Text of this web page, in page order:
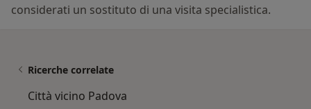
considerati un sostituto di una visita specialistica.
Ricerche correlate
Città vicino Padova